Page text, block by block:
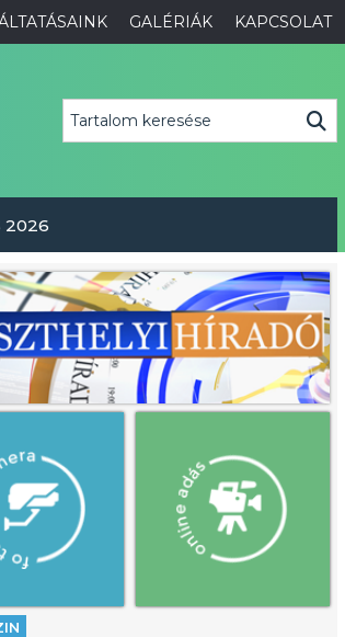
GALÉRIÁK KAPCSOLAT
2026